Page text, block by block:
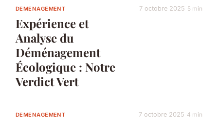
DEMENAGEMENT
Expérience et
Analyse du
Déménagement
Écologique : Notre
Verdict Vert
7 octobre 2025 5 min
DEMENAGEMENT 7 octobre 2025 4 min